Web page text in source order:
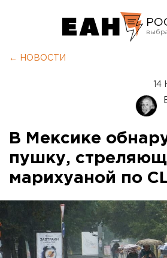
← НОВОСТИ
В Мексике
пушку,
марихуаной по